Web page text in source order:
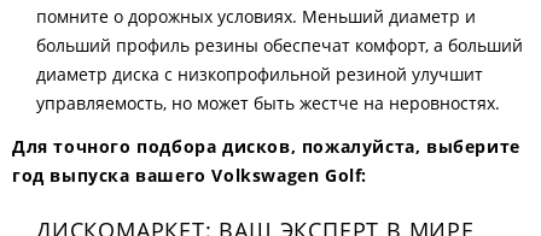
помните о дорожных условиях. Меньший диаметр и
больший профиль резины обеспечат комфорт, а больший
диаметр диска с низкопрофильной резиной улучшит
управляемость, но может быть жестче на неровностях.
Для точного подбора дисков, пожалуйста, выберите
год выпуска вашего Volkswagen Golf:
ДИСКОМАРКЕТ: ВАШ ЭКСПЕРТ В МИРЕ